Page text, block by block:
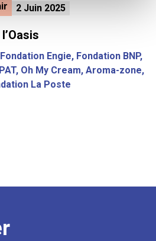
2 Juin 2025
Engie, Fondation BNP,
Oh My Cream, Aroma-zone,
La Poste